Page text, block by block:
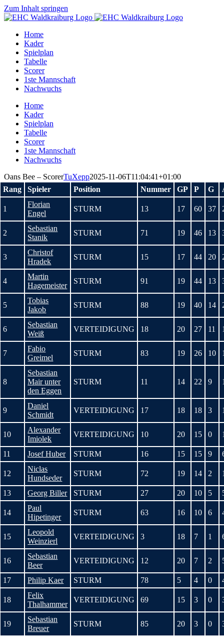
Zum Inhalt springen
Home
Kader
Spielplan
Tabelle
Scorer
1ste Mannschaft
Nachwuchs
Home
Kader
Spielplan
Tabelle
Scorer
1ste Mannschaft
Nachwuchs
Oans Bee – ScorerTuXepp2025-11-06T11:04:41+01:00
Rang
Spieler Position Nummer GP P G
1
Florian
Engel
STURM 13 17 60 37
2
Sebastian
Stanik
STURM 71 19 46 13
3
Christof
Hradek
STURM 15 17 44 20
4
Martin
Hagemeister
STURM 91 19 44 13
5
Tobias
Jakob
STURM 88 19 40 14
6
Sebastian
Weiß
VERTEIDIGUNG 18 20 27 11
7
Fabio
Greimel
STURM 83 19 26 10
8
Sebastian
Mair unter
den Eggen
STURM 11 14 22 9
9
Daniel
Schmidt
VERTEIDIGUNG 17 18 18 3
10
Alexander
Imiolek
VERTEIDIGUNG 10 20 15 0
11 Josef Huber STURM 16 15 15 9
12
Niclas
Hundseder
STURM 72 19 14 2
13 Georg Biller STURM 27 20 10 5
14
Paul
Hipetinger
STURM 63 16 10 6
15
Leopold
Weinzierl
VERTEIDIGUNG 3 18 7 1
16
Sebastian
Beer
VERTEIDIGUNG 12 20 7 2
17 Philip Kaer STURM 78 5 4 0
18
Felix
Thalhammer
VERTEIDIGUNG 69 15 3 0
19
Sebastian
Breuer
STURM 85 20 3 0